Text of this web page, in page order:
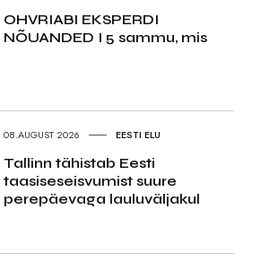
OHVRIABI EKSPERDI
NÕUANDED I 5 sammu, mis
08.AUGUST 2026 EESTI ELU
Tallinn tähistab Eesti
taasiseseisvumist suure
perepäevaga lauluväljakul